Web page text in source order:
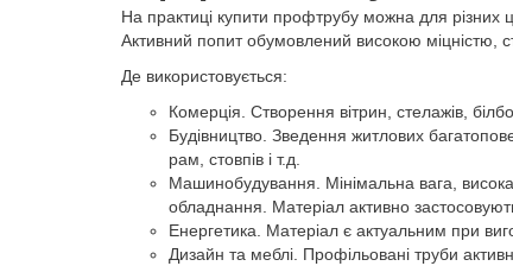
На практиці купити профтрубу можна для різних
Активний попит обумовлений високою міцністю,
Де використовується:
Комерція. Створення вітрин, стелажів,
Будівництво. Зведення житлових
рам, стовпів і т.д.
Машинобудування. Мінімальна вага, висока
обладнання. Матеріал активно
Енергетика. Матеріал є актуальним при
Дизайн та меблі. Профільовані труби